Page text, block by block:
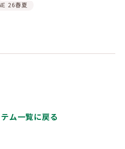
26春夏
ム一覧に戻る